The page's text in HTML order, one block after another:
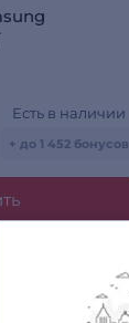
Есть в наличии
+ до 1 452 бонусов